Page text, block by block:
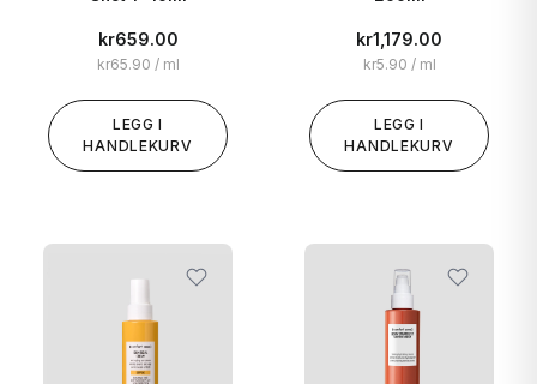
PENTAERYTHRITYL STEARATE / CAPRATE / CAPRYLATE /
ADIPATE, PLUKENETIA VOLIBILISAT ETYLHEXYLGLYCERIN,
TOKOFEROL, NATRIUMHYDROKSID
kr659.00
kr65.90 / ml
LEGG I
HANDLEKURV
kr1,179.00
kr5.90 / ml
LEGG I
HANDLEKURV